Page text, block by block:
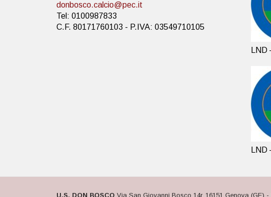
donbosco.calcio@pec.it
Tel: 0100987833
C.F. 80171760103 - P.IVA: 03549710105
U.S. DON BOSCO Via San Giovanni Bosco 14r, 16151 Genova (GE) -